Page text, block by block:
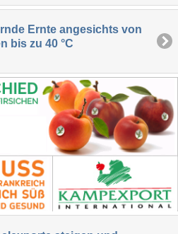
Ernte angesichts von
bis zu 40 °C